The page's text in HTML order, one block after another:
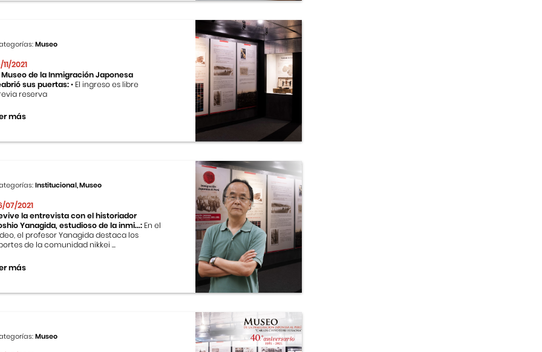
Museo
11/2021
Museo de la Inmigración Japonesa
sus puertas:• El ingreso es libre
reserva
más
Institucional, Museo
07/2021
la entrevista con el historiador
Yanagida, estudioso de la inmi...: En el
el profesor Yanagida destaca los
de la comunidad nikkei ...
más
Museo